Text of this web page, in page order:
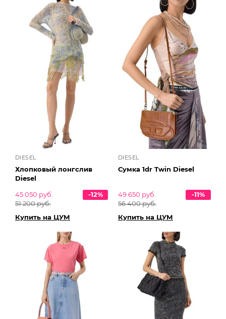
DIESEL
Хлопковый лонгслив
Diesel
45 050 руб.
51 200 руб.
-12%
Купить на ЦУМ
DIESEL
Сумка 1dr Twin Diesel
49 650 руб.
56 400 руб.
-11%
Купить на ЦУМ